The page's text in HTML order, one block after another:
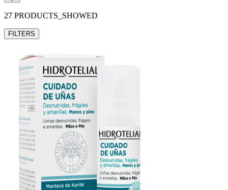
27 PRODUCTS_SHOWED
FILTERS